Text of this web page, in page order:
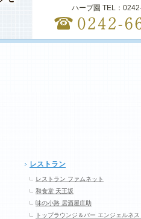
ハーブ園 TEL：
レストラン
レストラン ファムネット
和食堂 天王坂
味の小路 居酒屋庄助
トップラウンジ＆バー エンジェルネス